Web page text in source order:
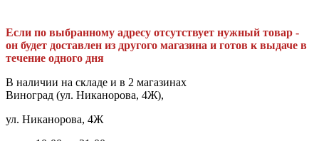
Если по выбранному адресу отсутствует нужный товар -
он будет доставлен из другого магазина и готов к выдаче в
течение одного дня
В наличии на складе и в 2 магазинах
Виноград (ул. Никанорова, 4Ж),
ул. Никанорова, 4Ж